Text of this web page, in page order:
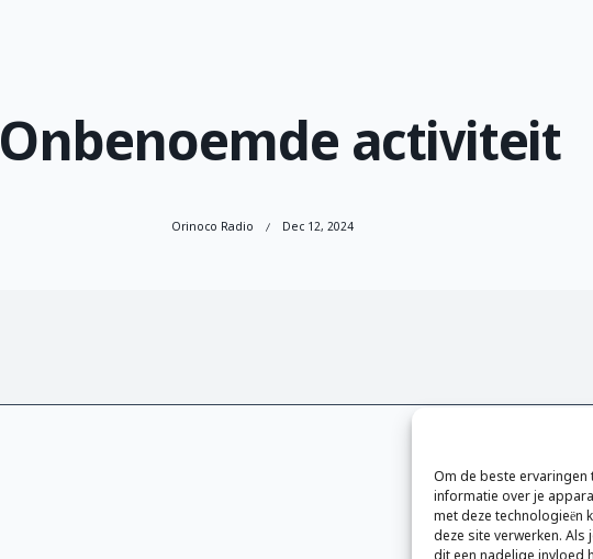
Om de beste ervaringen
informatie over je
met deze technologieën
deze site verwerken.
Onbenoemde activiteit
Orinoco Radio Dec 12, 2024